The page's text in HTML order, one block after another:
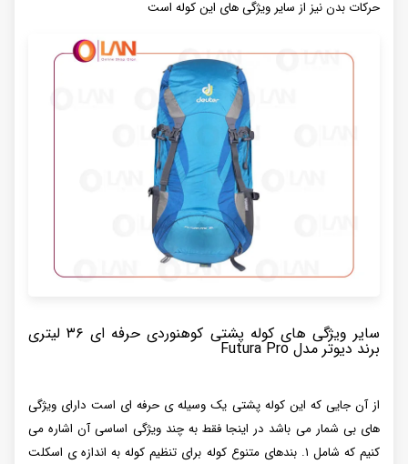
حرکات بدن نیز از سایر ویژگی های این کوله است
سایر ویژگی های کوله پشتی کوهنوردی حرفه ای ۳۶ لیتری
برند دیوتر مدل Futura Pro
از آن جایی که این کوله پشتی یک وسیله ی حرفه ای است‌ دارای ویژگی
های بی شمار می باشد در اینجا فقط به چند ویژگی اساسی آن اشاره می
کنیم که شامل ۱. بندهای متنوع کوله برای تنظیم کوله به اندازه ی اسکلت